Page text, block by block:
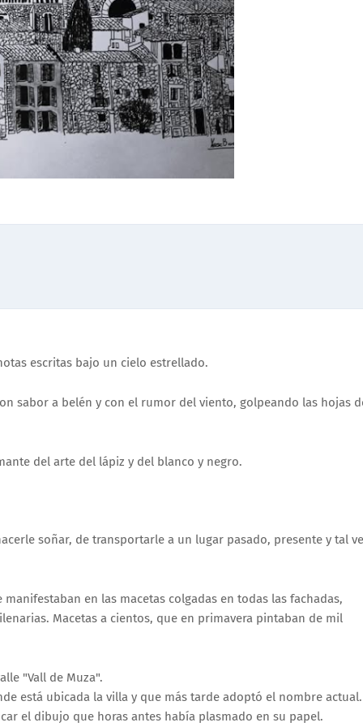
escritas bajo un cielo estrellado.
sabor a belén y con el rumor del viento, golpeando las hojas
del arte del lápiz y del blanco y negro.
soñar, de transportarle a un lugar pasado, presente y tal
en las macetas colgadas en todas las fachadas,
Macetas a cientos, que en primavera pintaban de mil
"Vall de Muza".
está ubicada la villa y que más tarde adoptó el nombre actual.
el dibujo que horas antes había plasmado en su papel.